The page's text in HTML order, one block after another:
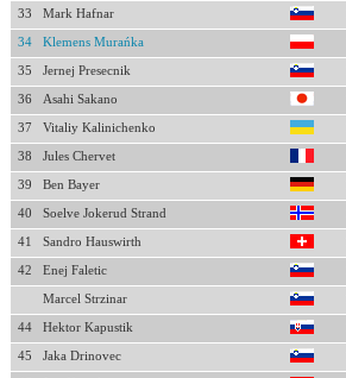
33 Mark Hafnar
34 Klemens Murańka
35 Jernej Presecnik
36 Asahi Sakano
37 Vitaliy Kalinichenko
38 Jules Chervet
39 Ben Bayer
40 Soelve Jokerud Strand
41 Sandro Hauswirth
42 Enej Faletic
Marcel Strzinar
44 Hektor Kapustik
45 Jaka Drinovec